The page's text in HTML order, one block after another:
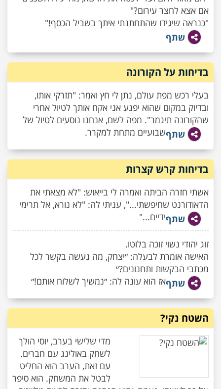
אם אצא לחצר עירום?"
"כנראה שיגידו שהתחתנתי איתך בשביל הכסף!"
שתף
בדיחות על הקורונה
בעלי רכש מפת עולם, נתן לי חץ ואמר: "תזרקי אותו,
ובדיוק במקום שהוא יפגע אני אקח אותך לטיול אחרי
שהקורונה תיגמר". מפה לשם, אנחנו נוסעים לטיול של
שבועיים מתחת למקרר.שתף
בדיחות קרש קצרות
אשתי חזרה הביתה ואמרה לי בייאוש: "לא מצאתי את
הדאודורנט שחיפשתי...", עניתי לה: "לא נורא, אל תרימי
ידיים..."שתף
זוג יהודי נשוי זוכה בלוטו.
האישה אומרת לבעלה: ״יצחק, מה נעשה בקשר לכל
מכתבי הבקשות ותחנונים?״
אז הוא עונה לה: ״נמשיך לשלוח אותם!״שתף
השטח נקי?
מדי שלישי בערב, יוסי הולך
לשחק באולינג עם חברים.
עם זאת, הערב הוא החליט
לבטל את המשחק. הוא סיפר